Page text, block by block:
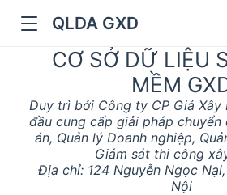
QLDA GXD
CƠ SỞ DỮ LIỆU
MỀM
Duy trì bởi Công ty CP Giá Xây
đầu cung cấp giải pháp
án, Quản lý Doanh nghiệp,
Giám sát thi công
Địa chỉ: 124 Nguyễn Ngọc Nại,
Nội